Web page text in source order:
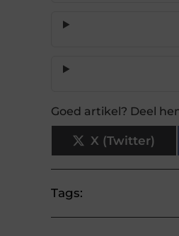
Goed artikel? Deel
X (Twitter)
Tags: